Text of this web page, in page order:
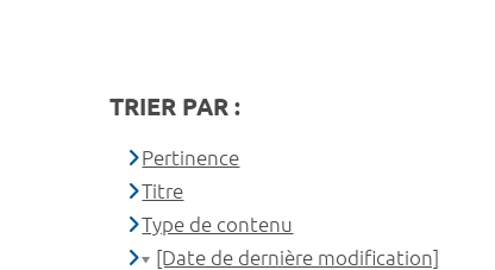
TRIER PAR :
Pertinence
Titre
Type de contenu
[Date de dernière modification]